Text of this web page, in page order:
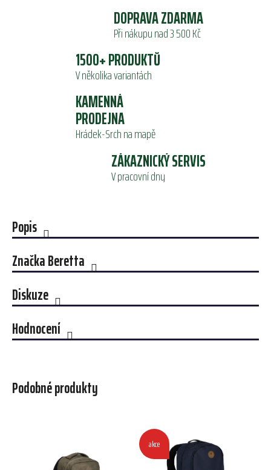
DOPRAVA ZDARMA
Při nákupu nad 3 500 Kč
1500+ PRODUKTŮ
V několika variantách
KAMENNÁ
PRODEJNA
Hrádek-Srch na mapě
ZÁKAZNICKÝ SERVIS
V pracovní dny
Popis
ZnačkaBeretta
Diskuze
Hodnocení
Podobné produkty
akce